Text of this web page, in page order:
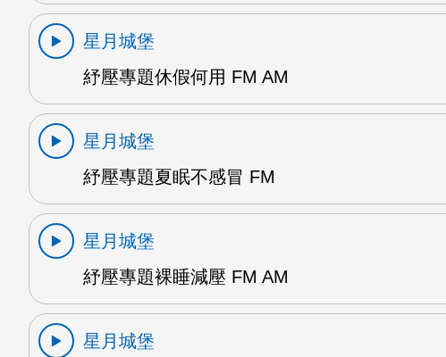
星月城堡
紓壓專題休假何用 FM AM
星月城堡
紓壓專題夏眠不感冒 FM
星月城堡
紓壓專題裸睡減壓 FM AM
星月城堡